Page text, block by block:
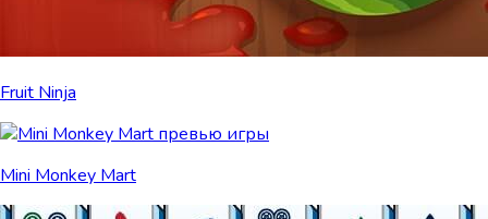
Fruit Ninja
Mini Monkey Mart